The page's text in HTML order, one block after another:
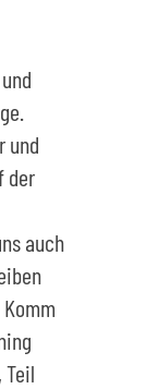
und
der
auch